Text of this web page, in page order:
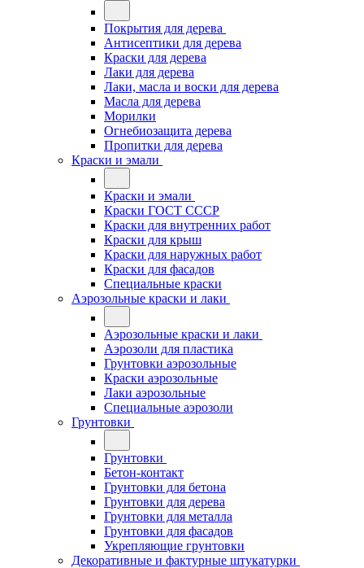
Покрытия для дерева
Антисептики для дерева
Краски для дерева
Лаки для дерева
Лаки, масла и воски для дерева
Масла для дерева
Морилки
Огнебиозащита дерева
Пропитки для дерева
Краски и эмали
Краски и эмали
Краски ГОСТ СССР
Краски для внутренних работ
Краски для крыш
Краски для наружных работ
Краски для фасадов
Специальные краски
Аэрозольные краски и лаки
Аэрозольные краски и лаки
Аэрозоли для пластика
Грунтовки аэрозольные
Краски аэрозольные
Лаки аэрозольные
Специальные аэрозоли
Грунтовки
Грунтовки
Бетон-контакт
Грунтовки для бетона
Грунтовки для дерева
Грунтовки для металла
Грунтовки для фасадов
Укрепляющие грунтовки
Декоративные и фактурные штукатурки